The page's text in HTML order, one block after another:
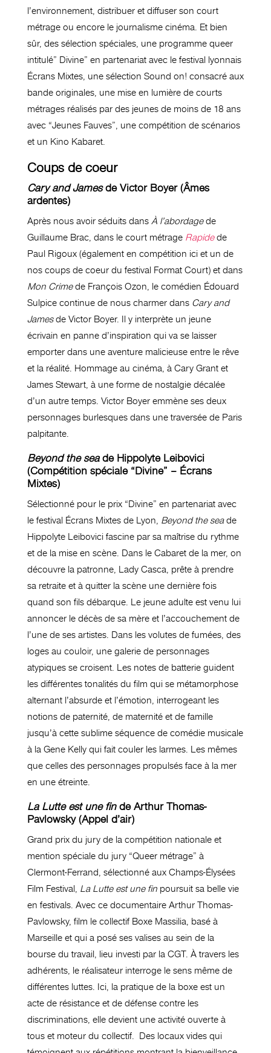
l’environnement, distribuer et diffuser son court
métrage ou encore le journalisme cinéma. Et bien
sûr, des sélection spéciales, une programme queer
intitulé” Divine” en partenariat avec le festival lyonnais
Écrans Mixtes, une sélection Sound on! consacré aux
bande originales, une mise en lumière de courts
métrages réalisés par des jeunes de moins de 18 ans
avec “Jeunes Fauves”, une compétition de scénarios
et un Kino Kabaret.
Coups de coeur
Cary and Jamesde Victor Boyer (Âmes
ardentes)
Après nous avoir séduits dansÀ l’abordagede
Guillaume Brac, dans le court métrageRapidede
Paul Rigoux (également en compétition ici et un de
nos coups de coeur du festival Format Court) et dans
Mon Crimede François Ozon, le comédien Édouard
Sulpice continue de nous charmer dans Cary and
Jamesde Victor Boyer. Il y interprète un jeune
écrivain en panne d’inspiration qui va se laisser
emporter dans une aventure malicieuse entre le rêve
et la réalité. Hommage au cinéma, à Cary Grant et
James Stewart, à une forme de nostalgie décalée
d’un autre temps. Victor Boyer emmène ses deux
personnages burlesques dans une traversée de Paris
palpitante.
Beyond the seade Hippolyte Leibovici
(Compétition spéciale “Divine” – Écrans
Mixtes)
Sélectionné pour le prix “Divine” en partenariat avec
le festival Écrans Mixtes de Lyon, Beyond the seade
Hippolyte Leibovici fascine par sa maîtrise du rythme
et de la mise en scène. Dans le Cabaret de la mer, on
découvre la patronne, Lady Casca, prête à prendre
sa retraite et à quitter la scène une dernière fois
quand son fils débarque. Le jeune adulte est venu lui
annoncer le décès de sa mère et l’accouchement de
l’une de ses artistes. Dans les volutes de fumées, des
loges au couloir, une galerie de personnages
atypiques se croisent. Les notes de batterie guident
les différentes tonalités du film qui se métamorphose
alternant l’absurde et l’émotion, interrogeant les
notions de paternité, de maternité et de famille
jusqu’à cette sublime séquence de comédie musicale
à la Gene Kelly qui fait couler les larmes. Les mêmes
que celles des personnages propulsés face à la mer
en une étreinte.
La Lutte est une finde Arthur Thomas-
Pavlowsky (Appel d’air)
Grand prix du jury de la compétition nationale et
mention spéciale du jury “Queer métrage” à
Clermont-Ferrand, sélectionné aux Champs-Élysées
Film Festival, La Lutte est une finpoursuit sa belle vie
en festivals. Avec ce documentaire Arthur Thomas-
Pavlowsky, film le collectif Boxe Massilia, basé à
Marseille et qui a posé ses valises au sein de la
bourse du travail, lieu investi par la CGT. À travers les
adhérents, le réalisateur interroge le sens même de
différentes luttes. Ici, la pratique de la boxe est un
acte de résistance et de défense contre les
discriminations, elle devient une activité ouverte à
tous et moteur du collectif. Des locaux vides qui